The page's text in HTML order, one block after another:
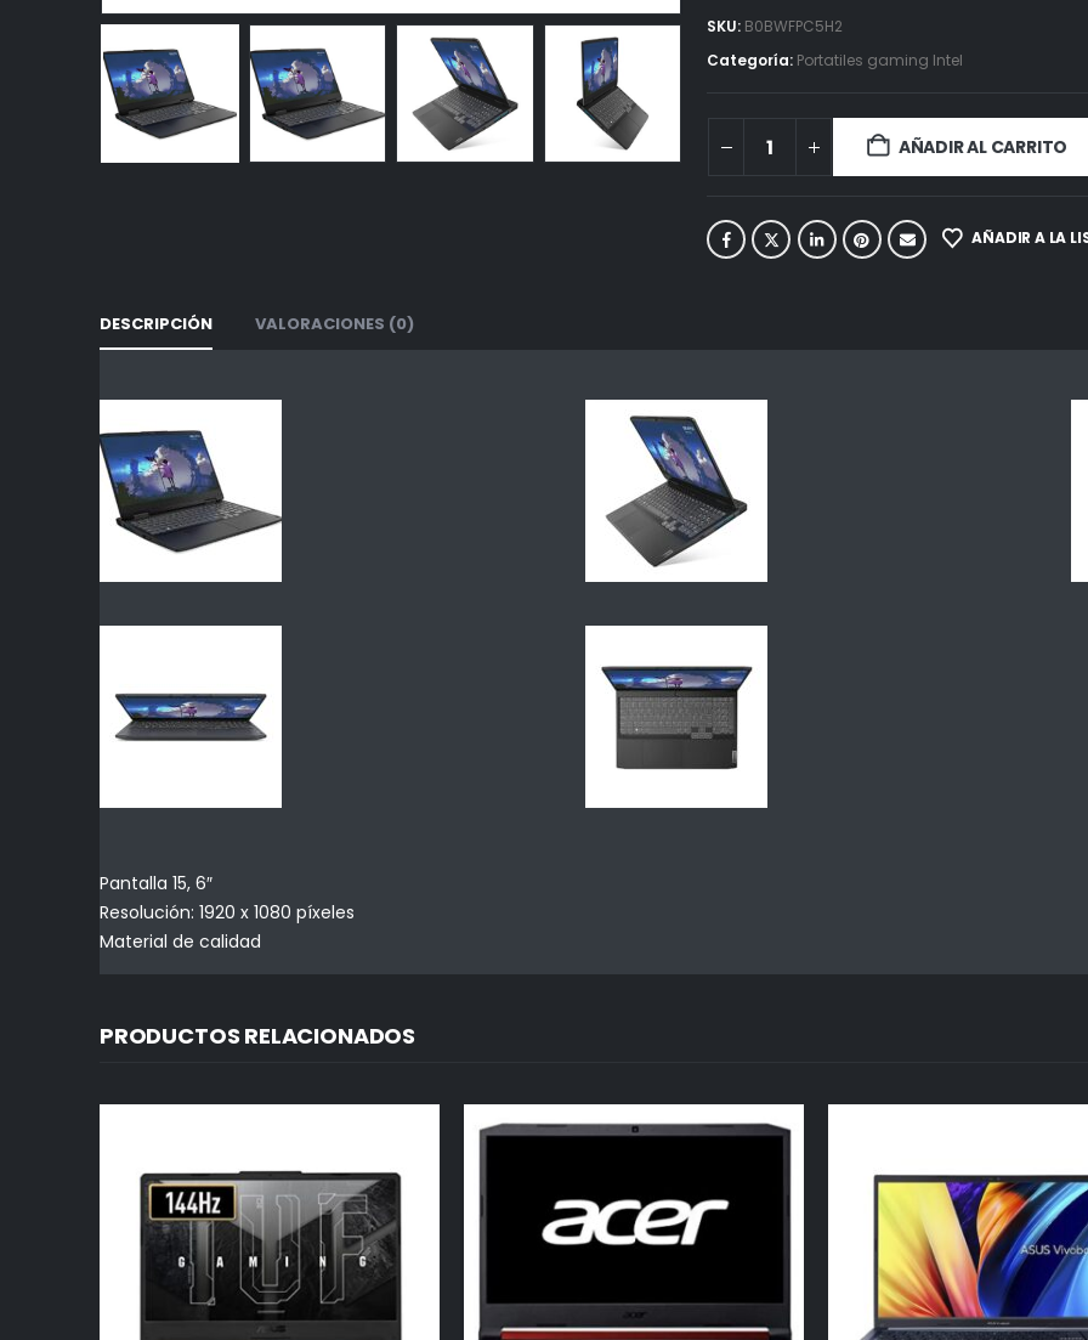
SKU: B0BWFPC5H2
Categoría: Portatiles gaming Intel
AÑADIR AL CARRITO
AÑADIR A LA
DESCRIPCIÓN VALORACIONES (0)
Pantalla 15, 6″
Resolución: 1920 x 1080 píxeles
Material de calidad
PRODUCTOS RELACIONADOS